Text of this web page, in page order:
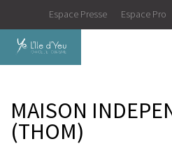
Espace Presse Espace Pro
MAISON
(THOM)